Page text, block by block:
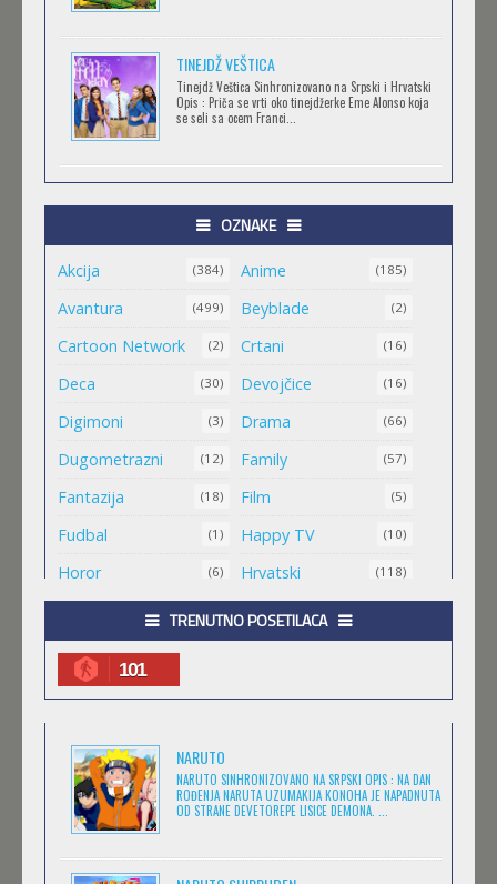
TORADORA
Feb 11 2023 |Gledaj »
TRIGUN STAMPEDE
Feb 11 2023 |Gledaj »
ORIENT
Feb 11 2023 |Gledaj »
MALI MEDA ČARLI
MAO MAO HEROJI CISTOG SRCA
.HACK//ROOTS
Feb 11 2023 | Gledaj »
.HACK//SIGN
Feb 11 2023 |Gledaj »
TINEJDŽ VEŠTICA
Tinejdž Veštica Sinhronizovano na Srpski i Hrvatski
Opis : Priča se vrti oko tinejdžerke Eme Alonso koja
se seli sa ocem Franci...
OZNAKE
Akcija (384) Anime (185)
Avantura (499) Beyblade (2)
Cartoon Network (2) Crtani (16)
Deca (30) Devojčice (16)
Digimoni (3) Drama (66)
Dugometrazni (12) Family (57)
Fantazija (18) Film (5)
Fudbal (1) Happy TV (10)
Horor (6) Hrvatski (118)
Jugio
Komedija Kratkometrazni
magija
Misterija (7)
Naučna Fantastika Nickelodeon (11)
Romantika Serija
TRENUTNO POSETILACA
101
NARUTO
NARUTO SINHRONIZOVANO NA SRPSKI OPIS : NA DAN
ROĐENJA NARUTA UZUMAKIJA KONOHA JE NAPADNUTA
OD STRANE DEVETOREPE LISICE DEMONA. ...